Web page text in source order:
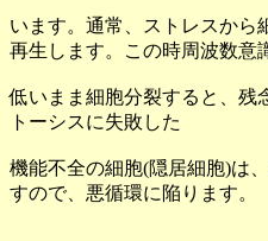
います。通常、ストレスから
再生します。この時周波数意
低いまま細胞分裂すると、残
トーシスに失敗した
機能不全の細胞(隠居細胞)は
すので、悪循環に陥ります。